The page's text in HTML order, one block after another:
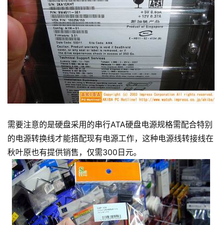
需要注意的是硬盘采用的串行ATA硬盘电源规格需配合特别
的电源转换线才能搭配现有电源工作，这种电源线转接线在
秋叶原也有提供销售，仅需300日元。